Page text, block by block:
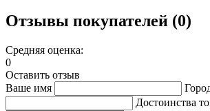
Отзывы покупателей (0)
Средняя оценка:
0
Оставить отзыв
Ваше имя
Достоинства